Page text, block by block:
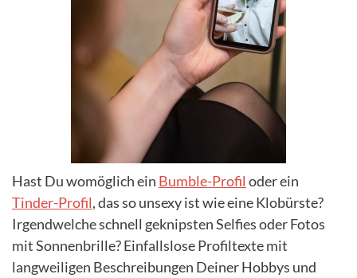
Hast Du womöglich ein Bumble-Profil oder ein
Tinder-Profil, das so unsexy ist wie eine Klobürste?
Irgendwelche schnell geknipsten Selfies oder Fotos
mit Sonnenbrille? Einfallslose Profiltexte mit
langweiligen Beschreibungen Deiner Hobbys und